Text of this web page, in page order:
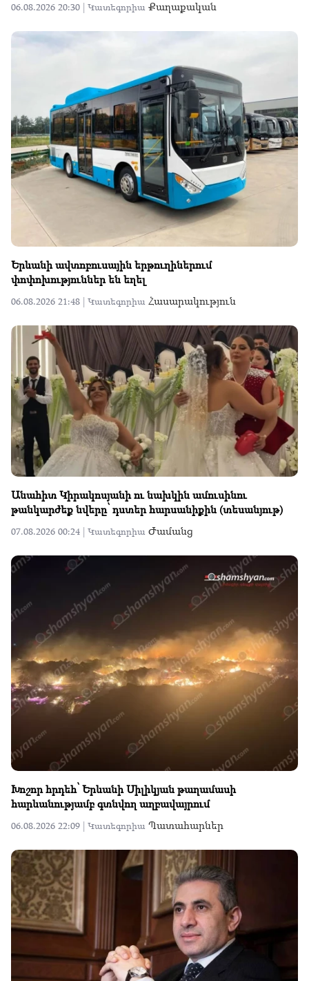
06.08.2026 20:30 | Կատեգորիա Քաղաքական
Երևանի ավտոբուսային երթուղիներում
փոփոխություններ են եղել
06.08.2026 21:48 | Կատեգորիա Հասարակություն
Անահիտ Կիրակոսյանի ու նախկին ամուսինու
թանկարժեք նվերը՝ դստեր հարսանիքին (տեսանյութ)
07.08.2026 00:24 | Կատեգորիա Ժամանց
Խոշոր հրդեհ՝ Երևանի Սիլիկյան թաղամասի
հարևանությամբ գտնվող աղբավայրում
06.08.2026 22:09 | Կատեգորիա Պատահարներ